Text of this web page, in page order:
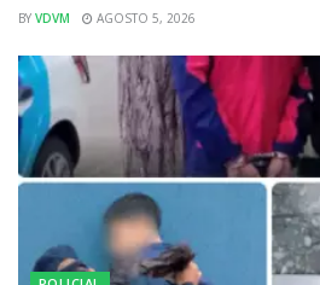
BY VDVM AGOSTO 5, 2026